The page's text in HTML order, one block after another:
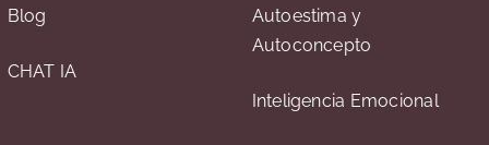
Blog
CHAT IA
Autoestima y
Autoconcepto
Inteligencia Emocional